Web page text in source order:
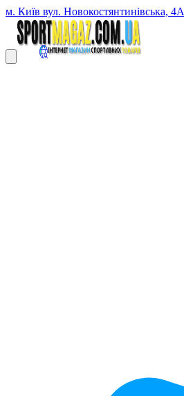
м. Київ вул. Новокостянтинівська, 4А